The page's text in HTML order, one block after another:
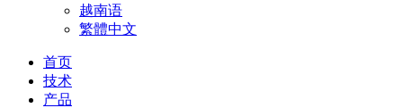
越南语
繁體中文
首页
技术
产品